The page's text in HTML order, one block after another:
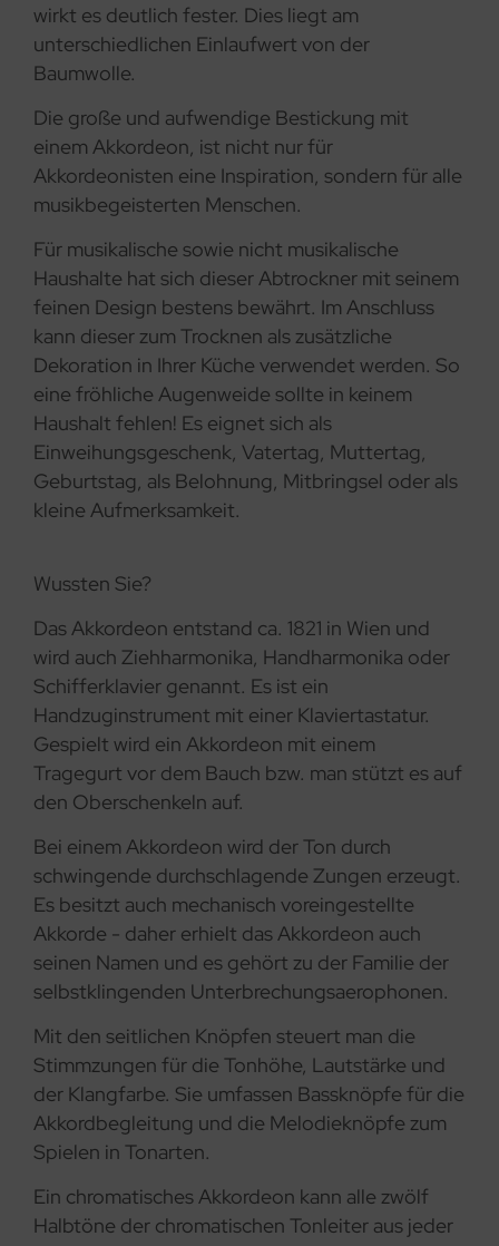
wirkt es deutlich fester. Dies liegt am
unterschiedlichen Einlaufwert von der
Baumwolle.
Die große und aufwendige Bestickung mit
einem Akkordeon, ist nicht nur für
Akkordeonisten eine Inspiration, sondern für alle
musikbegeisterten Menschen.
Für musikalische sowie nicht musikalische
Haushalte hat sich dieser Abtrockner mit seinem
feinen Design bestens bewährt. Im Anschluss
kann dieser zum Trocknen als zusätzliche
Dekoration in Ihrer Küche verwendet werden. So
eine fröhliche Augenweide sollte in keinem
Haushalt fehlen! Es eignet sich als
Einweihungsgeschenk, Vatertag, Muttertag,
Geburtstag, als Belohnung, Mitbringsel oder als
kleine Aufmerksamkeit.
Wussten Sie?
Das Akkordeon entstand ca. 1821 in Wien und
wird auch Ziehharmonika, Handharmonika oder
Schifferklavier genannt. Es ist ein
Handzuginstrument mit einer Klaviertastatur.
Gespielt wird ein Akkordeon mit einem
Tragegurt vor dem Bauch bzw. man stützt es auf
den Oberschenkeln auf.
Bei einem Akkordeon wird der Ton durch
schwingende durchschlagende Zungen erzeugt.
Es besitzt auch mechanisch voreingestellte
Akkorde - daher erhielt das Akkordeon auch
seinen Namen und es gehört zu der Familie der
selbstklingenden Unterbrechungsaerophonen.
Mit den seitlichen Knöpfen steuert man die
Stimmzungen für die Tonhöhe, Lautstärke und
der Klangfarbe. Sie umfassen Bassknöpfe für die
Akkordbegleitung und die Melodieknöpfe zum
Spielen in Tonarten.
Ein chromatisches Akkordeon kann alle zwölf
Halbtöne der chromatischen Tonleiter aus jeder